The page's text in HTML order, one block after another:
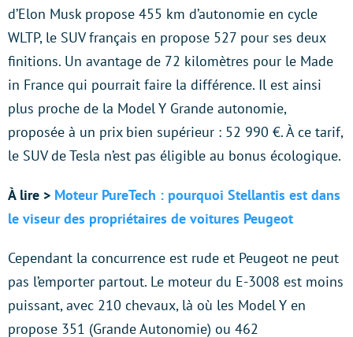
d’Elon Musk propose 455 km d’autonomie en cycle
WLTP, le SUV français en propose 527 pour ses deux
finitions. Un avantage de 72 kilomètres pour le Made
in France qui pourrait faire la différence. Il est ainsi
plus proche de la Model Y Grande autonomie,
proposée à un prix bien supérieur : 52 990 €. À ce tarif,
le SUV de Tesla n’est pas éligible au bonus écologique.
À lire > Moteur PureTech : pourquoi Stellantis est dans
le viseur des propriétaires de voitures Peugeot
Cependant la concurrence est rude et Peugeot ne peut
pas l’emporter partout. Le moteur du E-3008 est moins
puissant, avec 210 chevaux, là où les Model Y en
propose 351 (Grande Autonomie) ou 462